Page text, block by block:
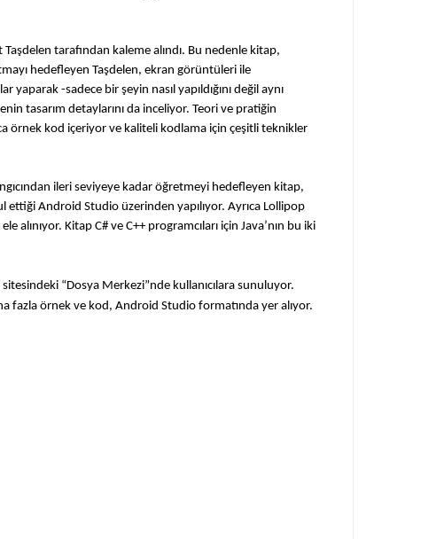
tarafından kaleme alındı. Bu nedenle kitap,
hedefleyen Taşdelen, ekran görüntüleri ile
-sadece bir şeyin nasıl yapıldığını değil aynı
tasarım detaylarını da inceliyor. Teori ve pratiğin
örnek kod içeriyor ve kaliteli kodlama için çeşitli teknikler
ileri seviyeye kadar öğretmeyi hedefleyen kitap,
ettiği Android Studio üzerinden yapılıyor. Ayrıca Lollipop
Kitap C# ve C++ programcıları için Java’nın bu iki
“Dosya Merkezi”nde kullanıcılara sunuluyor.
fazla örnek ve kod, Android Studio formatında yer alıyor.